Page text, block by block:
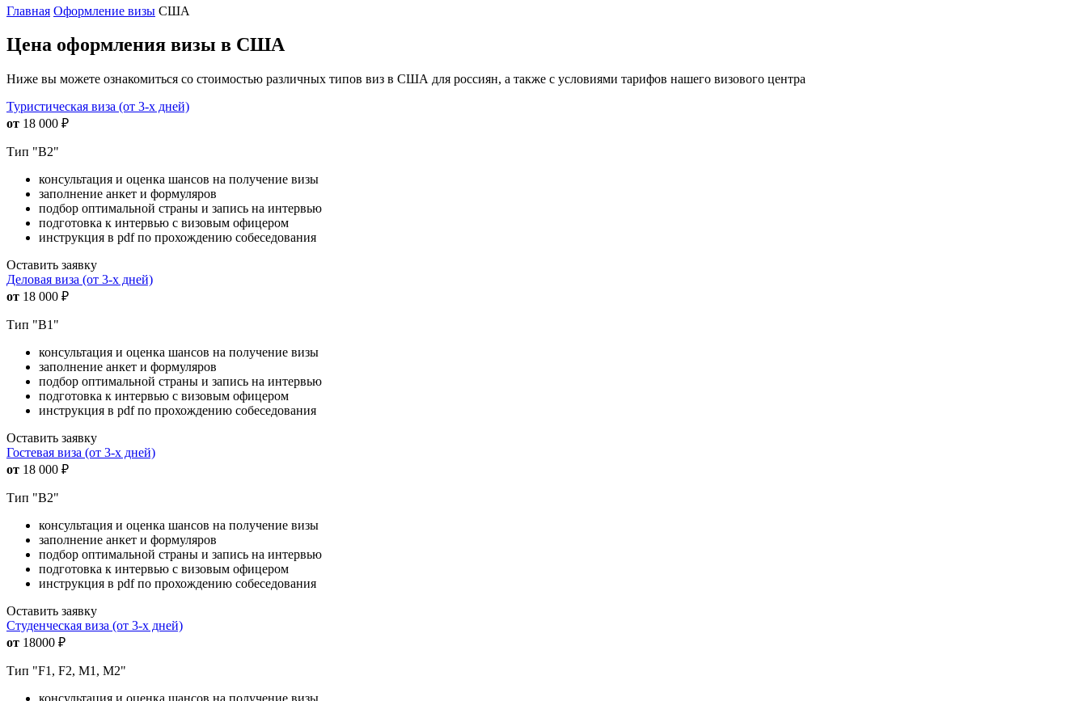
Главная Оформление визы США
Цена оформления визы в США
Ниже вы можете ознакомиться со стоимостью различных типов виз в США для россиян, а также с условиями тарифов нашего визового центра
Туристическая виза (от 3-х дней)
от 18 000 ₽
Тип "B2"
консультация и оценка шансов на получение визы
заполнение анкет и формуляров
подбор оптимальной страны и запись на интервью
подготовка к интервью с визовым офицером
инструкция в pdf по прохождению собеседования
Оставить заявку
Деловая виза (от 3-х дней)
от 18 000 ₽
Тип "B1"
консультация и оценка шансов на получение визы
заполнение анкет и формуляров
подбор оптимальной страны и запись на интервью
подготовка к интервью с визовым офицером
инструкция в pdf по прохождению собеседования
Оставить заявку
Гостевая виза (от 3-х дней)
от 18 000 ₽
Тип "B2"
консультация и оценка шансов на получение визы
заполнение анкет и формуляров
подбор оптимальной страны и запись на интервью
подготовка к интервью с визовым офицером
инструкция в pdf по прохождению собеседования
Оставить заявку
Студенческая виза (от 3-х дней)
от 18000 ₽
Тип "F1, F2, M1, M2"